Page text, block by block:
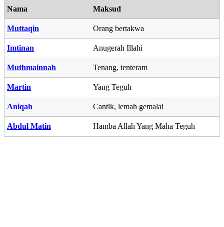
Nama Maksud
Muttaqin Orang bertakwa
Imtinan Anugerah Illahi
Muthmainnah Tenang, tenteram
Martin Yang Teguh
Aniqah Cantik, lemah gemalai
Abdul Matin Hamba Allah Yang Maha Teguh